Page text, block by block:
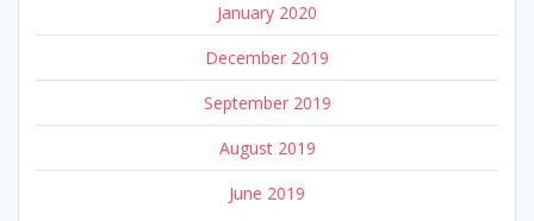
January 2020
December 2019
September 2019
August 2019
June 2019